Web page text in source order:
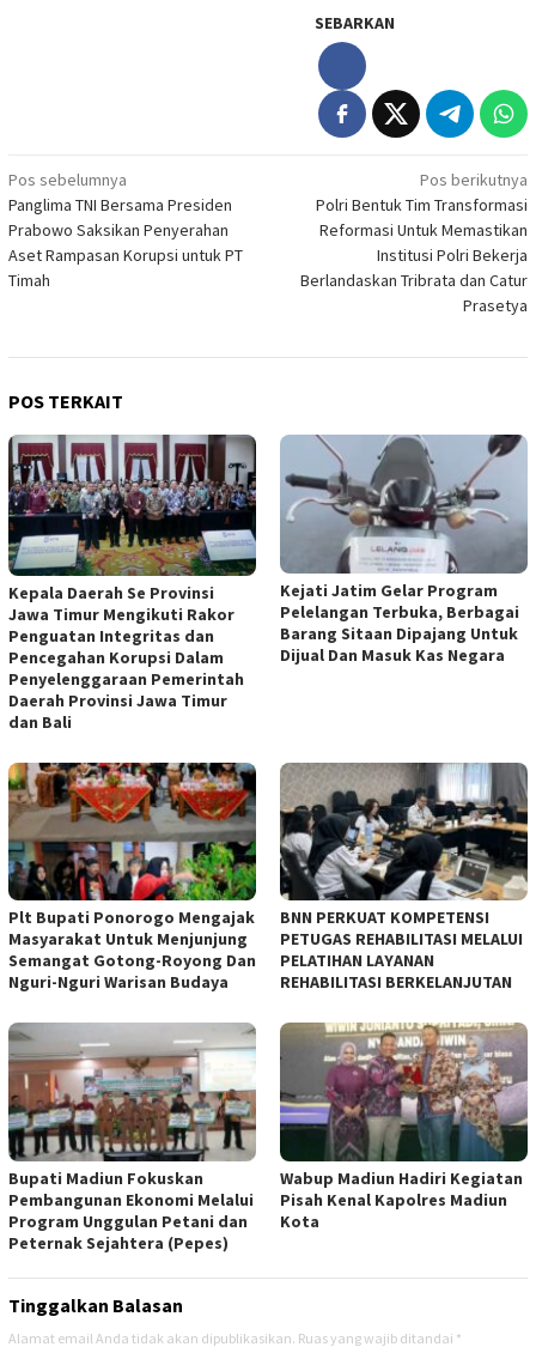
SEBARKAN
Navigasi
pos
Pos sebelumnya
Panglima TNI Bersama Presiden
Prabowo Saksikan Penyerahan
Aset Rampasan Korupsi untuk PT
Timah
Pos berikutnya
Polri Bentuk Tim Transformasi
Reformasi Untuk Memastikan
Institusi Polri Bekerja
Berlandaskan Tribrata dan Catur
Prasetya
POS TERKAIT
Kepala Daerah Se Provinsi
Jawa Timur Mengikuti Rakor
Penguatan Integritas dan
Pencegahan Korupsi Dalam
Penyelenggaraan Pemerintah
Daerah Provinsi Jawa Timur
dan Bali
Kejati Jatim Gelar Program
Pelelangan Terbuka, Berbagai
Barang Sitaan Dipajang Untuk
Dijual Dan Masuk Kas Negara
Plt Bupati Ponorogo Mengajak
Masyarakat Untuk Menjunjung
Semangat Gotong-Royong Dan
Nguri-Nguri Warisan Budaya
BNN PERKUAT KOMPETENSI
PETUGAS REHABILITASI MELALUI
PELATIHAN LAYANAN
REHABILITASI BERKELANJUTAN
Bupati Madiun Fokuskan
Pembangunan Ekonomi Melalui
Program Unggulan Petani dan
Peternak Sejahtera (Pepes)
Wabup Madiun Hadiri Kegiatan
Pisah Kenal Kapolres Madiun
Kota
Tinggalkan Balasan
Alamat email Anda tidak akan dipublikasikan. Ruas yang wajib ditandai *